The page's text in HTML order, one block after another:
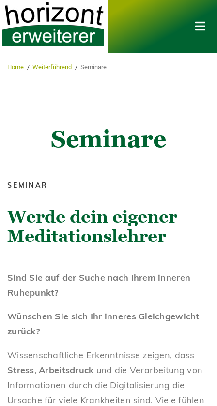
Home / Weiterführend / Seminare
Seminare
SEMINAR
Werde dein eigener
Meditationslehrer
Sind Sie auf der Suche nach Ihrem inneren
Ruhepunkt?
Wünschen Sie sich Ihr inneres Gleichgewicht
zurück?
Wissenschaftliche Erkenntnisse zeigen, dass
Stress,Arbeitsdruck und die Verarbeitung von
Informationen durch die Digitalisierung die
Ursache für viele Krankheiten sind. Viele fühlen